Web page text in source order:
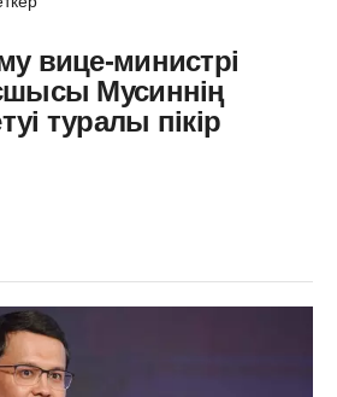
вице-министрі
Мусиннің
туралы пікір